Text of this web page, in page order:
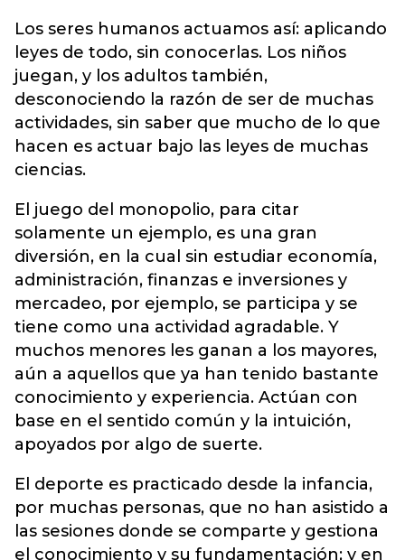
Los seres humanos actuamos así: aplicando
leyes de todo, sin conocerlas. Los niños
juegan, y los adultos también,
desconociendo la razón de ser de muchas
actividades, sin saber que mucho de lo que
hacen es actuar bajo las leyes de muchas
ciencias.
El juego del monopolio, para citar
solamente un ejemplo, es una gran
diversión, en la cual sin estudiar economía,
administración, finanzas e inversiones y
mercadeo, por ejemplo, se participa y se
tiene como una actividad agradable. Y
muchos menores les ganan a los mayores,
aún a aquellos que ya han tenido bastante
conocimiento y experiencia. Actúan con
base en el sentido común y la intuición,
apoyados por algo de suerte.
El deporte es practicado desde la infancia,
por muchas personas, que no han asistido a
las sesiones donde se comparte y gestiona
el conocimiento y su fundamentación; y en